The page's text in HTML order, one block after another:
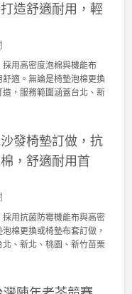
造舒適耐用，輕
採用高密度泡棉與機能布
適。無論是椅墊泡棉更換
，服務範圍涵蓋台北、新
發椅墊訂做，抗
，舒適耐用首
用抗菌防霉機能布與高密
棉更換或椅墊布套訂做，
、新北、桃園、新竹苗栗